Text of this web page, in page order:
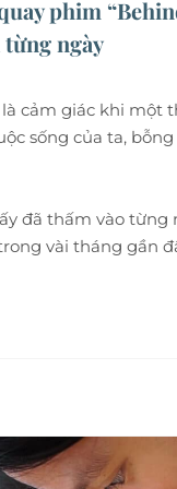
phim
từng ngày
cảm giác khi một
sống của ta,
đã thấm vào từng
vài tháng gần